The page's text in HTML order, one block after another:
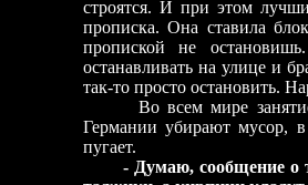
строятся. И при этом
прописка. Она ставила
пропиской не
останавливать на улице и
так-то просто остановить.
Во всем мире занятие
Германии убирают мусор,
пугает.
- Думаю, сообщение о